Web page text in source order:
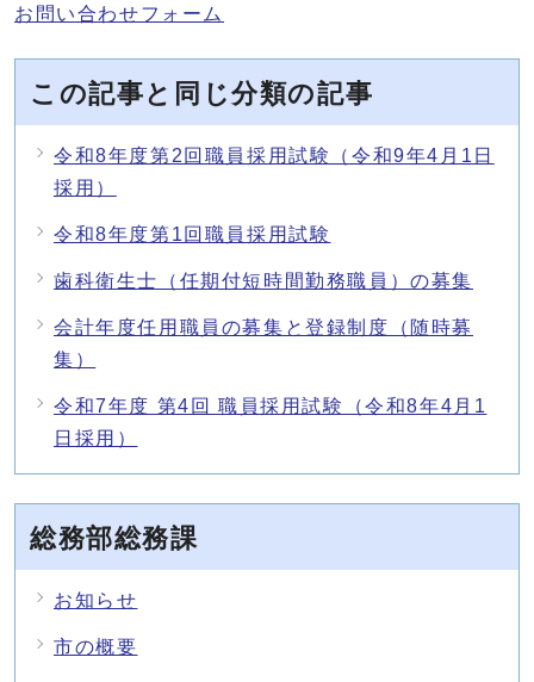
お問い合わせフォーム
この記事と同じ分類の記事
令和8年度第2回職員採用試験（令和9年4月1日
採用）
令和8年度第1回職員採用試験
歯科衛生士（任期付短時間勤務職員）の募集
会計年度任用職員の募集と登録制度（随時募
集）
令和7年度 第4回 職員採用試験（令和8年4月1
日採用）
総務部総務課
お知らせ
市の概要